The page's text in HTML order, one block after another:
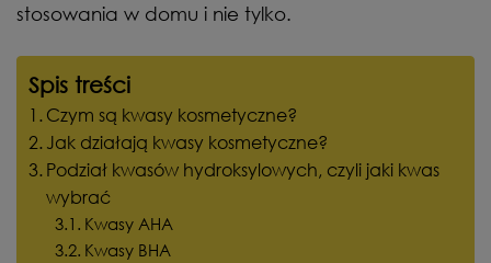
stosowania w domu i nie tylko.
Spis treści
Czym są kwasy kosmetyczne?
Jak działają kwasy kosmetyczne?
Podział kwasów hydroksylowych, czyli jaki kwas
wybrać
Kwasy AHA
Kwasy BHA